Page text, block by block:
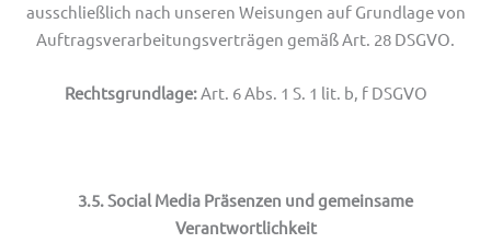
ausschließlich nach unseren Weisungen auf Grundlage von
Auftragsverarbeitungsverträgen gemäß Art. 28 DSGVO.
Rechtsgrundlage:Art. 6 Abs. 1 S. 1 lit. b, f DSGVO
3.5. Social Media Präsenzen und gemeinsame
Verantwortlichkeit